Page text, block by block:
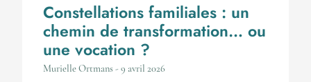
Constellations familiales : un
chemin de transformation… ou
une vocation ?
Murielle Ortmans 9 avril 2026